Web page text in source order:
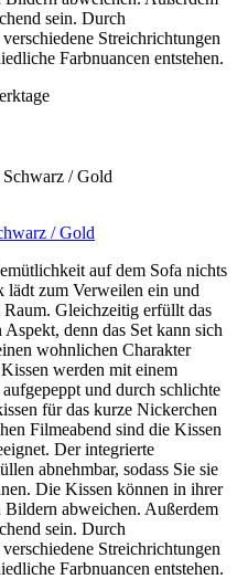
sein. Durch
Streichrichtungen
Farbnuancen entstehen.
/ Gold
auf dem Sofa nichts
zum Verweilen ein und
Gleichzeitig erfüllt das
denn das Set kann sich
wohnlichen Charakter
werden mit einem
und durch schlichte
für das kurze Nickerchen
Filmeabend sind die Kissen
Der integrierte
abnehmbar, sodass Sie sie
Die Kissen können in ihrer
Bildern abweichen. Außerdem
sein. Durch
Streichrichtungen
Farbnuancen entstehen.